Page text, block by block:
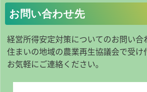
お問い合わせ先
経営所得安定対策についてのお問い合
住まいの地域の農業再生協議会で受け
お気軽にご連絡ください。